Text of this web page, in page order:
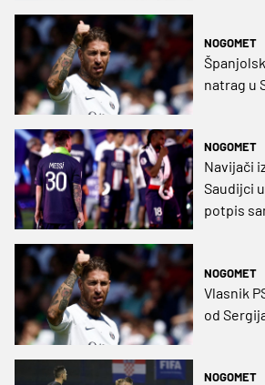
NOGOMET
natrag u
NOGOMET
Navijači
Saudijci
potpis
NOGOMET
Vlasnik
od
NOGOMET